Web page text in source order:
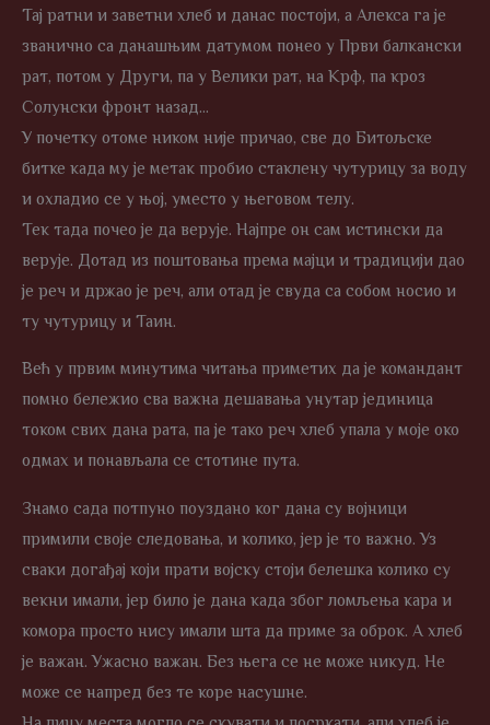
Тај ратни и заветни хлеб и данас постоји, а Алекса га је
званично са данашњим датумом понео у Први балкански
рат, потом у Други, па у Велики рат, на Крф, па кроз
Солунски фронт назад…
У почетку отоме ником није причао, све до Битољске
битке када му је метак пробио стаклену чутурицу за воду
и охладио се у њој, уместо у његовом телу.
Тек тада почео је да верује. Најпре он сам истински да
верује. Дотад из поштовања према мајци и традицији дао
је реч и држао је реч, али отад је свуда са собом носио и
ту чутурицу и Таин.
Већ у првим минутима читања приметих да је командант
помно бележио сва важна дешавања унутар јединица
током свих дана рата, па је тако реч хлеб упала у моје око
одмах и понављала се стотине пута.
Знамо сада потпуно поуздано ког дана су војници
примили своје следовања, и колико, јер је то важно. Уз
сваки догађај који прати војску стоји белешка колико су
векни имали, јер било је дана када због ломљења кара и
комора просто нису имали шта да приме за оброк. А хлеб
је важан. Ужасно важан. Без њега се не може никуд. Не
може се напред без те коре насушне.